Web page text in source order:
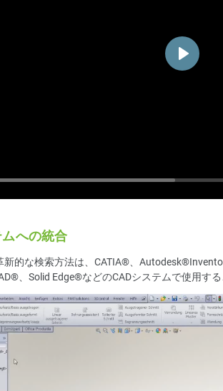
Play
ムへの統合
新的な検索方法は、CATIA®、
、Solid Edge®などのCADシステムで使用する